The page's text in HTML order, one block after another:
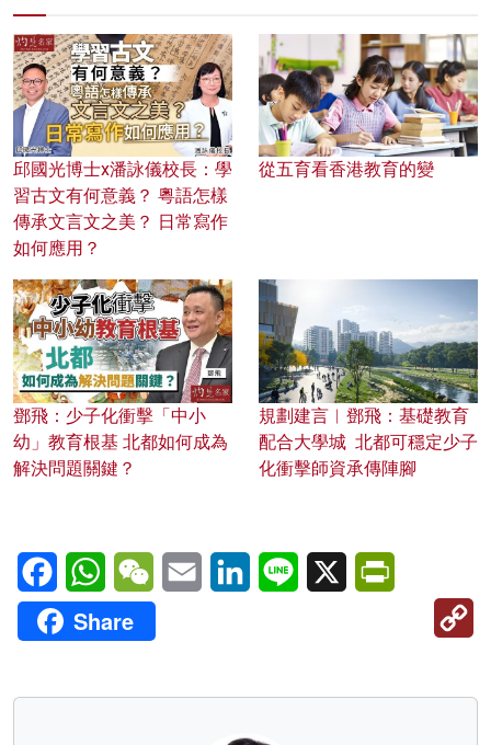
邱國光博士x潘詠儀校長：學
習古文有何意義？ 粵語怎樣
傳承文言文之美？ 日常寫作
如何應用？
從五育看香港教育的變
鄧飛：少子化衝擊「中小
幼」教育根基 北都如何成為
解決問題關鍵？
規劃建言︱鄧飛：基礎教育
配合大學城 北都可穩定少子
化衝擊師資承傳陣腳
FacebookWhatsAppWeChatEmail LinkedInLine X
Share